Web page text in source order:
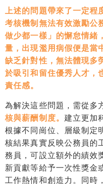
上述的問題帶來了一定程
考核機制無法有效激勵公
做少都一樣」的懈怠情緒
量，出現濫用病假便是當
缺乏針對性，無法體現多
於吸引和留住優秀人才，
責任感。
為解決這些問題，需從多
核與薪酬制度。 建立更加
根據不同崗位、層級制定
核結果真實反映公務員的
務員，可設立額外的績效
新貢獻等給予一次性獎金
工作熱情和創造力。同時